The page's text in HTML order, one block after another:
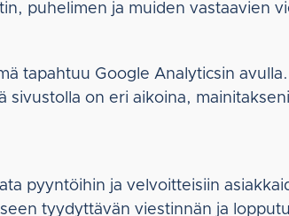
puhelimen ja muiden vastaavien
tapahtuu Google Analyticsin
on eri aikoina,
pyyntöihin ja velvoitteisiin
tyydyttävän viestinnän ja